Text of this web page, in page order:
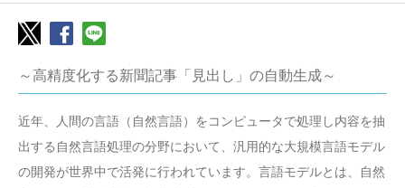
～高精度化する新聞記事「見出し」の自動生成～
近年、人間の言語（自然言語）をコンピュータで処理し内容を抽
出する自然言語処理の分野において、汎用的な大規模言語モデル
の開発が世界中で活発に行われています。言語モデルとは、自然